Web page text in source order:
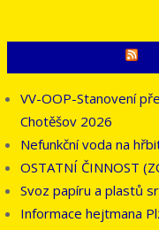
VV-OOP-Stanovení
Chotěšov 2026
Nefunkční voda na
OSTATNÍ ČINNOST
Svoz papíru a plastů
Informace hejtmana